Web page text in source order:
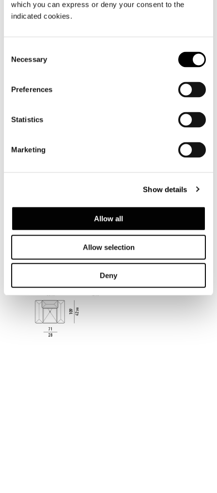
which you can express or deny your consent to the
indicated cookies.
Selection
Necessary
Preferences
Statistics
Marketing
Show details
Allow all
Allow selection
Deny
Technical Features